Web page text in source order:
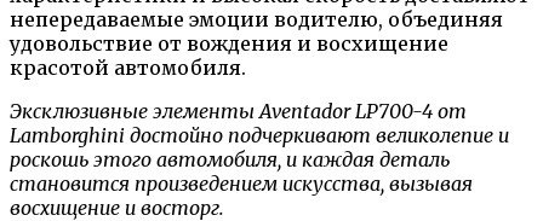
непередаваемые эмоции водителю, объединяя
удовольствие от вождения и восхищение
красотой автомобиля.
Эксклюзивные элементы Aventador LP700-4 от
Lamborghini достойно подчеркивают великолепие и
роскошь этого автомобиля, и каждая деталь
становится произведением искусства, вызывая
восхищение и восторг.